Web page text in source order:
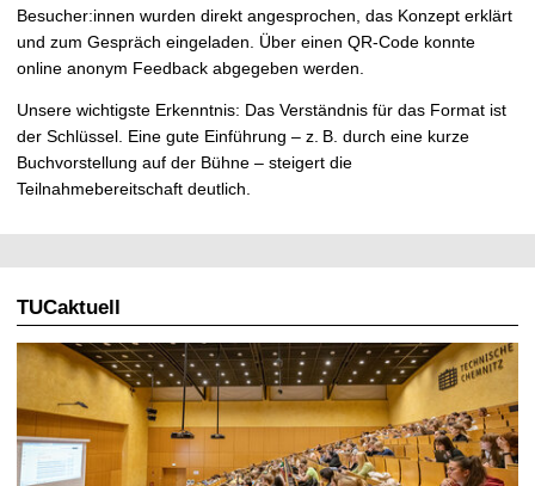
Besucher:innen wurden direkt angesprochen, das Konzept erklärt
und zum Gespräch eingeladen. Über einen QR-Code konnte
online anonym Feedback abgegeben werden.
Unsere wichtigste Erkenntnis: Das Verständnis für das Format ist
der Schlüssel. Eine gute Einführung – z. B. durch eine kurze
Buchvorstellung auf der Bühne – steigert die
Teilnahmebereitschaft deutlich.
TUCaktuell